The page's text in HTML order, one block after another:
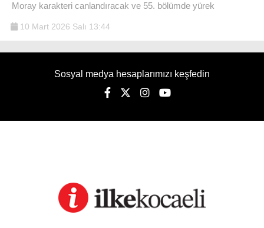
Moray karakteri canlandıracak ve 55. bölümde yürek
10 Mart 2026 Salı 13:44
Sosyal medya hesaplarımızı keşfedin